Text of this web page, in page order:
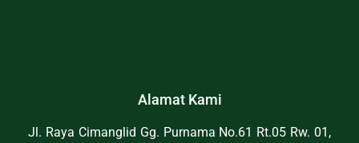
Alamat Kami
Jl. Raya Cimanglid Gg. Purnama No.61 Rt.05 Rw. 01,